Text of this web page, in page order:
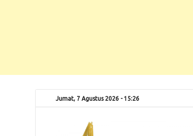
Jumat, 7 Agustus 2026 - 15:26